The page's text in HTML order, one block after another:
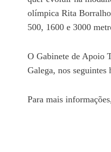
olímpica Rita
500, 1600 e 3000
O Gabinete de Apoio
Galega, nos
Para mais